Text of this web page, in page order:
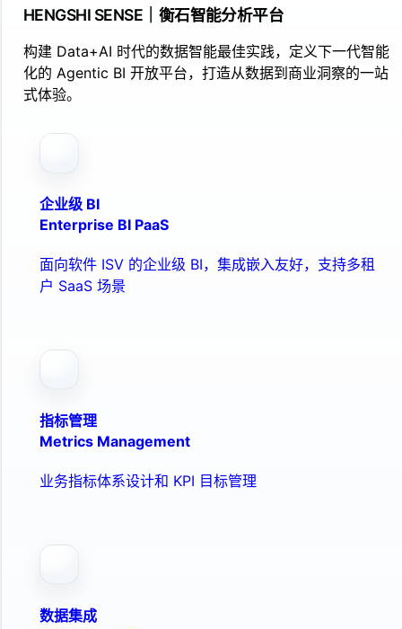
HENGSHI SENSE｜衡石智能分析平台
构建 Data+AI 时代的数据智能最佳实践，定义下一代智能
化的 Agentic BI 开放平台，打造从数据到商业洞察的一站
式体验。
企业级 BI
Enterprise BI PaaS
面向软件 ISV 的企业级 BI，集成嵌入友好，支持多租
户 SaaS 场景
指标管理
Metrics Management
业务指标体系设计和 KPI 目标管理
数据集成